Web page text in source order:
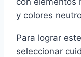
y colores
Para lograr
seleccionar